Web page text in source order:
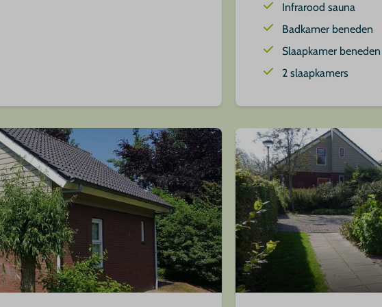
Infrarood sauna
Badkamer beneden
Slaapkamer beneden
2 slaapkamers